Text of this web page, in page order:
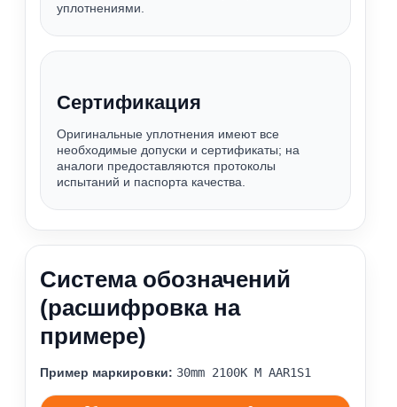
уплотнениями.
Сертификация
Оригинальные уплотнения имеют все
необходимые допуски и сертификаты; на
аналоги предоставляются протоколы
испытаний и паспорта качества.
Система обозначений
(расшифровка на
примере)
Пример маркировки: 30mm 2100К M AAR1S1